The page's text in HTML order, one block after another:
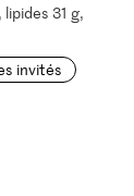
31 g,
invités